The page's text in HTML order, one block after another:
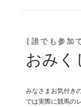
[誰でも参加
おみく
みなさまお気付き
では実際に競馬の